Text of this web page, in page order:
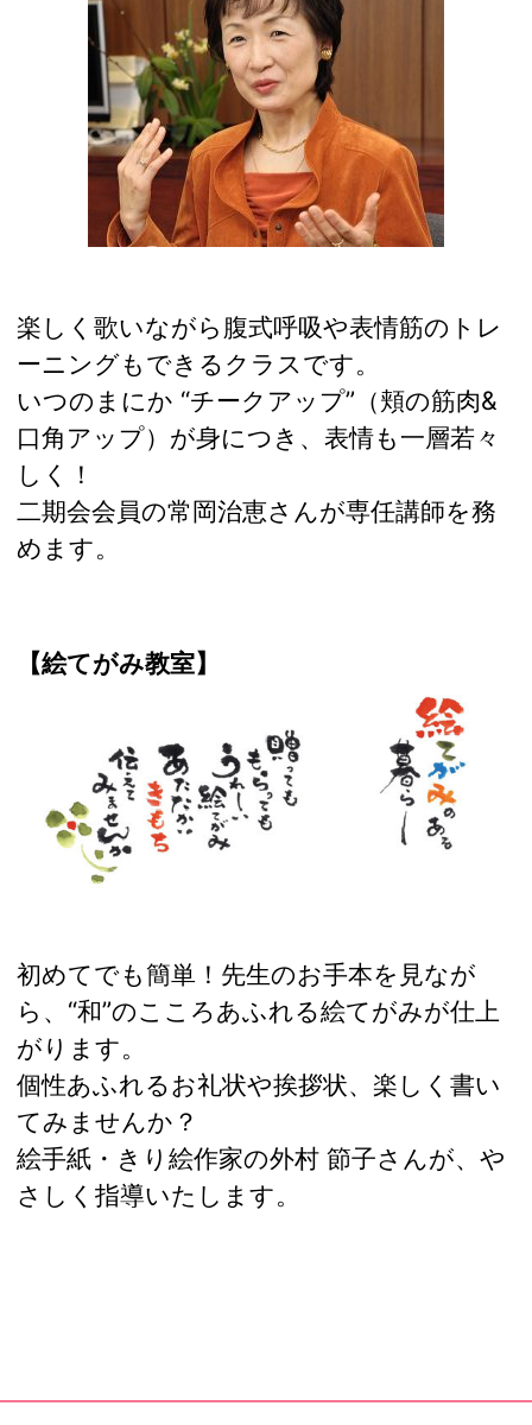
楽しく歌いながら腹式呼吸や表情筋のトレ
ーニングもできるクラスです。
いつのまにか “チークアップ”（頬の筋肉&
口角アップ）が身につき、表情も一層若々
しく！
二期会会員の常岡治恵さんが専任講師を務
めます。
【絵てがみ教室】
初めてでも簡単！先生のお手本を見なが
ら、“和”のこころあふれる絵てがみが仕上
がります。
個性あふれるお礼状や挨拶状、楽しく書い
てみませんか？
絵手紙・きり絵作家の外村 節子さんが、や
さしく指導いたします。